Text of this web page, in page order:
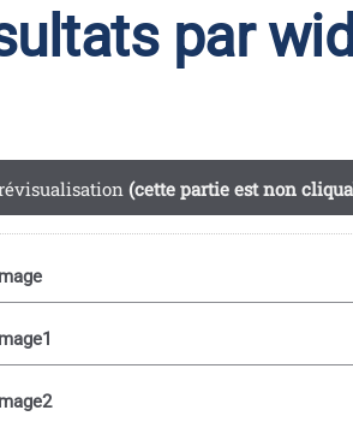
par
(cette partie est non